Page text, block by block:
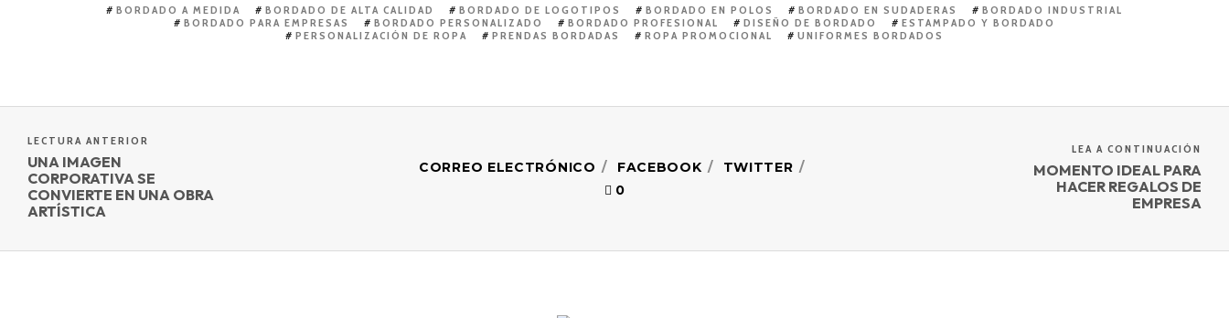
BORDADO A MEDIDA BORDADO DE ALTA CALIDAD BORDADO DE LOGOTIPOS BORDADO EN POLOS BORDADO EN SUDADERAS
BORDADO INDUSTRIAL
BORDADO PARA EMPRESAS
BORDADO PERSONALIZADO BORDADO PROFESIONAL DISEÑO DE BORDADO
ESTAMPADO Y BORDADO
PERSONALIZACIÓN DE ROPA
PRENDAS BORDADAS ROPA PROMOCIONAL UNIFORMES BORDADOS
LECTURA ANTERIOR
UNA IMAGEN
CORPORATIVA SE
CONVIERTE EN UNA OBRA
ARTÍSTICA
CORREO ELECTRÓNICO FACEBOOK
TWITTER
0
LEA A CONTINUACIÓN
MOMENTO IDEAL PARA
HACER REGALOS DE
EMPRESA